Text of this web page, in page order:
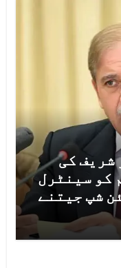
شریف کی
کو سینٹرل
شپ جیتنے